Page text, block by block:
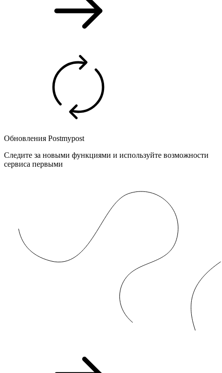
Обновления Postmypost
Следите за новыми функциями и используйте возможности
сервиса первыми